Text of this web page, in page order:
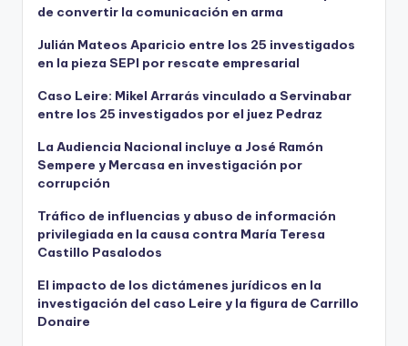
de convertir la comunicación en arma
Julián Mateos Aparicio entre los 25 investigados
en la pieza SEPI por rescate empresarial
Caso Leire: Mikel Arrarás vinculado a Servinabar
entre los 25 investigados por el juez Pedraz
La Audiencia Nacional incluye a José Ramón
Sempere y Mercasa en investigación por
corrupción
Tráfico de influencias y abuso de información
privilegiada en la causa contra María Teresa
Castillo Pasalodos
El impacto de los dictámenes jurídicos en la
investigación del caso Leire y la figura de Carrillo
Donaire